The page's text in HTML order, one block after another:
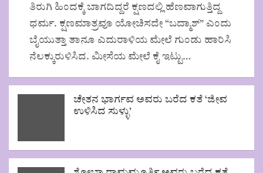
ತಿರುಗಿ ಹಿಂದಕ್ಕೆ ಬಾಗದಿದ್ದರೆ ಕ್ಷಣದಲ್ಲಿ ಹೆಣವಾಗುತ್ತಿದ್ದ
ಧರ್ಮ. ಕ್ಷಣಮಾತ್ರವೂ ಯೋಚಿಸದೇ “ಬದ್ಮಾಶ್” ಎಂದು
ಬೈಯುತ್ತಾ ತಾನೂ ಎದುರಾಳಿಯ ಮೇಲೆ ಗುಂಡು ಹಾರಿಸಿ
ನೆಲಕ್ಕುರುಳಿಸಿದ. ಮೀಸೆಯ ಮೇಲೆ ಕೈ ಇಟ್ಟು…
ಚೇತನ ಭಾರ್ಗವ ಅವರು ಬರೆದ ಕತೆ ‘ಜೀವ
ಉಳಿಸಿದ ಸುಳ್ಳು’